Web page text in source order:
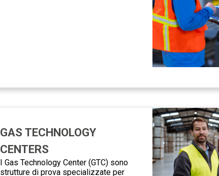
GAS TECHNOLOGY
CENTERS
I Gas Technology Center (GTC) sono
strutture di prova specializzate per